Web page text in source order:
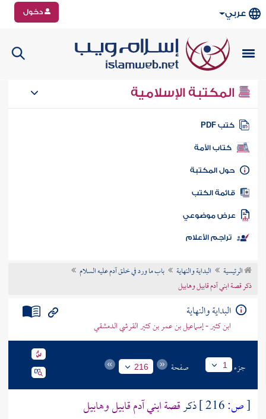
عربي دخول
المكتبة الإسلامية
كتب PDF
كتاب الأمة
المكتبة
الكتب
موضوعي
تراجم الأعلام
الرئيسية البداية والنهاية
باب ما ورد في خلق آدم عليه السلام
ذكر قصة ابني آدم قابيل وهابيل
البداية والنهاية
ابن كثير - إسماعيل بن عمر بن كثير القرشي الدمشقي
جزء 1 صفحة 216
[ص: ذكرقصة ابنيآدمقابيلوهابيل